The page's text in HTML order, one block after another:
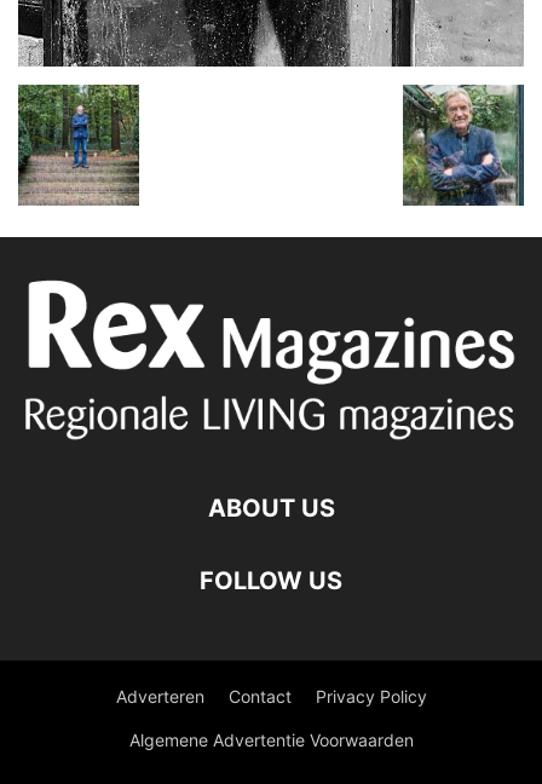
ABOUT US
FOLLOW US
Adverteren Contact Privacy Policy
Algemene Advertentie Voorwaarden